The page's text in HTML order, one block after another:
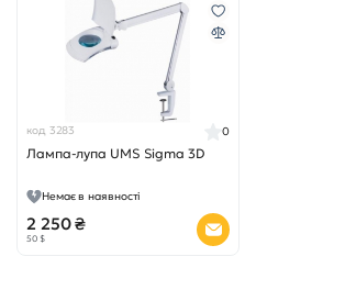
код 3283
Лампа-лупа UMS Sigma 3D
0
Немає в наявності
2 250 ₴
50 $